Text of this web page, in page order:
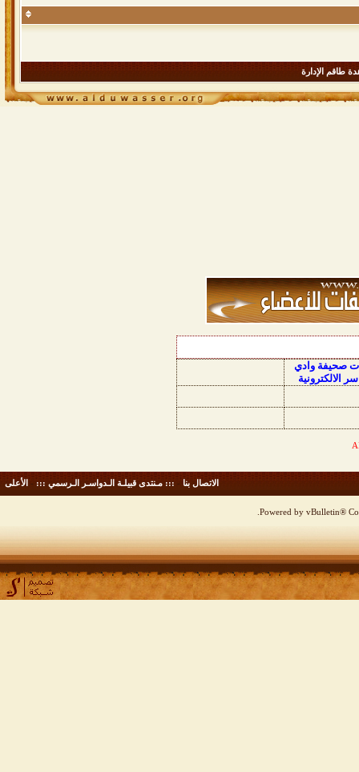
طاقم الإدارة
صحيفة وادي
الالكترونية
الاتصال بنا - ::: مـنتدى قبيلـة الـدواسـر الـرسمي ::: - الأعلى
Powered by vBulletin®